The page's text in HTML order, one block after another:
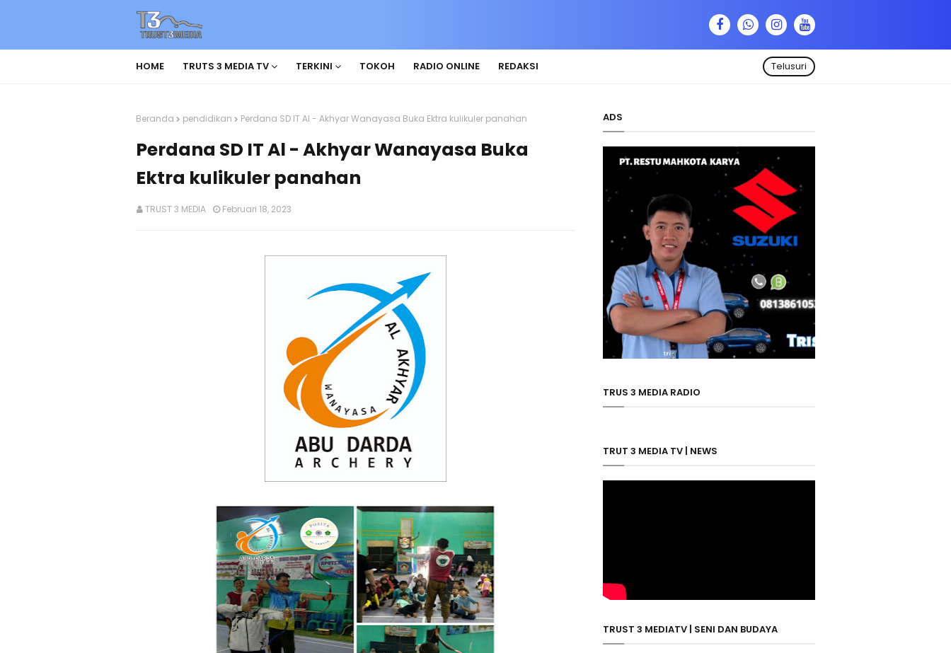
HOME TRUTS 3 MEDIA TV TERKINI TOKOH RADIO ONLINE REDAKSI Telusuri
Beranda pendidikan Perdana SD IT Al - Akhyar Wanayasa Buka Ektra kulikuler panahan
Perdana SD IT Al - Akhyar Wanayasa Buka
Ektra kulikuler panahan
TRUST 3 MEDIA Februari 18, 2023
ADS
TRUS 3 MEDIA RADIO
TRUT 3 MEDIA TV | NEWS
TRUST 3 MEDIATV | SENI DAN BUDAYA